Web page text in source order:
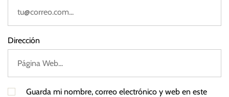
Dirección
Guarda mi nombre, correo electrónico y web en este